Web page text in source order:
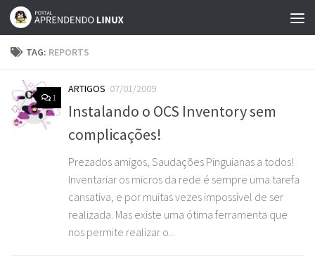
Skip to content
TAG: REPORTS
1
ARTIGOS 07/01/2009
Instalando o OCS Inventory sem
complicações!
Prezados amigos, Saudações Pinguianas a todos!
Inventariar os micros da rede é sempre uma tarefa
cansativa, e por muitas vezes impossível de ser
realizada. Mas existe uma ótima ferramenta que
nos permite realizar o...